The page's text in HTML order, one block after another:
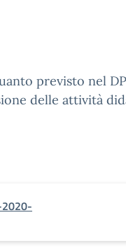
previsto nel
delle attività